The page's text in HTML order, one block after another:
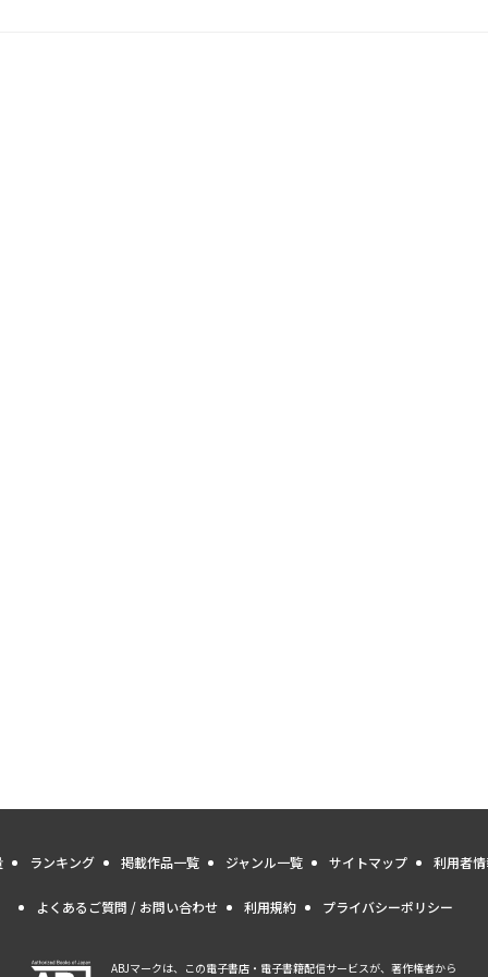
ランキング 掲載作品一覧 ジャンル一覧 サイトマップ 利用者
よくあるご質問 / お問い合わせ 利用規約 プライバシーポリシー
ABJマークは、この電子書店・電子書籍配信サービスが、著作権者から